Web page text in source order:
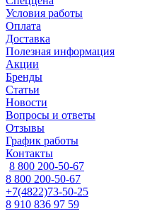
Условия работы
Оплата
Доставка
Полезная информация
Акции
Бренды
Статьи
Новости
Вопросы и ответы
Отзывы
График работы
Контакты
8 800 200-50-67
8 800 200-50-67
+7(4822)73-50-25
8 910 836 97 59